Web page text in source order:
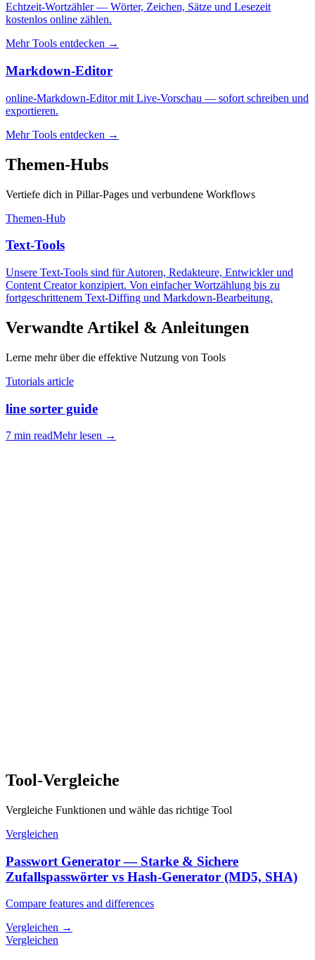
Echtzeit-Wortzähler — Wörter, Zeichen, Sätze und Lesezeit
kostenlos online zählen.
Mehr Tools entdecken →
Markdown-Editor
online-Markdown-Editor mit Live-Vorschau — sofort schreiben und
exportieren.
Mehr Tools entdecken →
Themen-Hubs
Vertiefe dich in Pillar-Pages und verbundene Workflows
Themen-Hub
Text-Tools
Unsere Text-Tools sind für Autoren, Redakteure, Entwickler und
Content Creator konzipiert. Von einfacher Wortzählung bis zu
fortgeschrittenem Text-Diffing und Markdown-Bearbeitung.
Verwandte Artikel & Anleitungen
Lerne mehr über die effektive Nutzung von Tools
Tutorials article
line sorter guide
7 min readMehr lesen →
Tool-Vergleiche
Vergleiche Funktionen und wähle das richtige Tool
Vergleichen
Passwort Generator — Starke & Sichere
Zufallspasswörter vs Hash-Generator (MD5, SHA)
Compare features and differences
Vergleichen →
Vergleichen